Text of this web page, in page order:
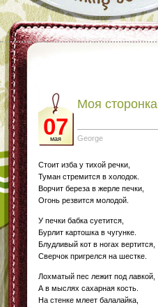
07
мая
Моя сторонка
George
Стоит изба у тихой речки,
Туман стремится в холодок.
Ворчит береза в жерле печки,
Огонь резвится молодой.
У печки бабка суетится,
Бурлит картошка в чугунке.
Блудливый кот в ногах вертится,
Сверчок пригрелся на шестке.
Лохматый пес лежит под лавкой,
А в мыслях сахарная кость.
На стенке млеет балалайка,